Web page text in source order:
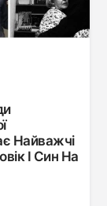
Найважчі
І Син На